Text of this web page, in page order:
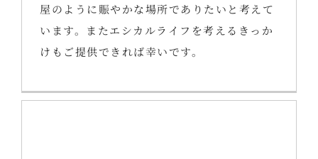
屋のように賑やかな場所でありたいと考えて
います。またエシカルライフを考えるきっか
けもご提供できれば幸いです。